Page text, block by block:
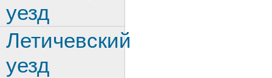
уезд
Летичевский
уезд